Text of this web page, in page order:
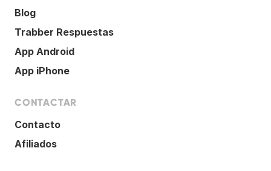
Blog
Trabber Respuestas
App Android
App iPhone
CONTACTAR
Contacto
Afiliados